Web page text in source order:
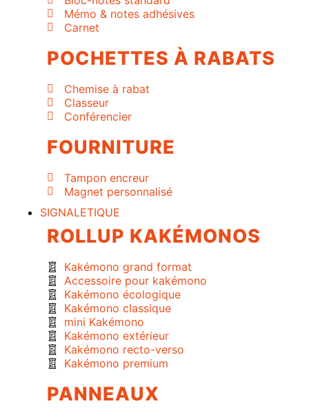
Mémo & notes adhésives
Carnet
POCHETTES À RABATS
Chemise à rabat
Classeur
Conférencier
FOURNITURE
Tampon encreur
Magnet personnalisé
SIGNALETIQUE
ROLLUP KAKÉMONOS
Kakémono grand format
Accessoire pour kakémono
Kakémono écologique
Kakémono classique
mini Kakémono
Kakémono extérieur
Kakémono recto-verso
Kakémono premium
PANNEAUX